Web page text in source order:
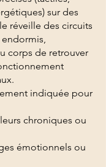
sur des
réveille des circuits
corps de retrouver
indiquée pour
chroniques ou
émotionnels ou